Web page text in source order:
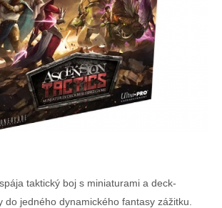
taktický boj s miniaturami a deck-
do jedného dynamického fantasy zážitku.